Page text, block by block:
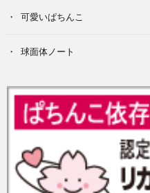
可愛いぱちんこ
球面体ノート